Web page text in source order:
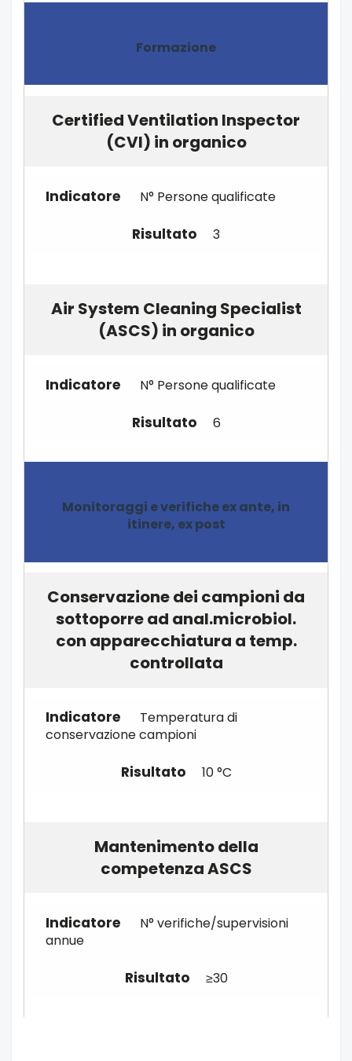
Formazione
Certified Ventilation Inspector
(CVI) in organico
N° Persone qualificate
3
Air System Cleaning Specialist
(ASCS) in organico
N° Persone qualificate
6
Monitoraggi e verifiche ex ante, in
itinere, ex post
Conservazione dei campioni da
sottoporre ad anal.microbiol.
con apparecchiatura a temp.
controllata
Temperatura di
conservazione campioni
10 °C
Mantenimento della
competenza ASCS
N° verifiche/supervisioni
annue
≥30